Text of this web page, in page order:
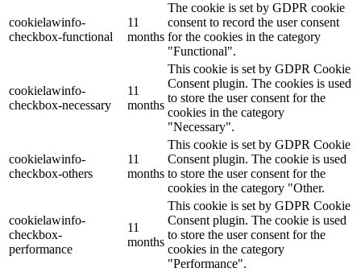
cookielawinfo-
checkbox-functional
11
months
The cookie is set by GDPR cookie
consent to record the user consent
for the cookies in the category
"Functional".
cookielawinfo-
checkbox-necessary
11
months
This cookie is set by GDPR Cookie
Consent plugin. The cookies is used
to store the user consent for the
cookies in the category
"Necessary".
cookielawinfo-
checkbox-others
11
months
This cookie is set by GDPR Cookie
Consent plugin. The cookie is used
to store the user consent for the
cookies in the category "Other.
cookielawinfo-
checkbox-
performance
11
months
This cookie is set by GDPR Cookie
Consent plugin. The cookie is used
to store the user consent for the
cookies in the category
"Performance".